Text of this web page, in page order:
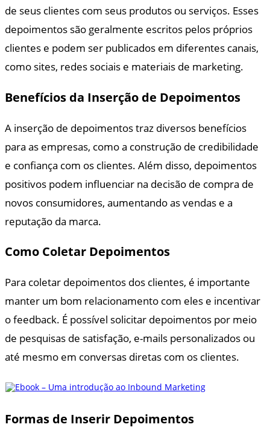
de seus clientes com seus produtos ou serviços. Esses
depoimentos são geralmente escritos pelos próprios
clientes e podem ser publicados em diferentes canais,
como sites, redes sociais e materiais de marketing.
Benefícios da Inserção de Depoimentos
A inserção de depoimentos traz diversos benefícios
para as empresas, como a construção de credibilidade
e confiança com os clientes. Além disso, depoimentos
positivos podem influenciar na decisão de compra de
novos consumidores, aumentando as vendas e a
reputação da marca.
Como Coletar Depoimentos
Para coletar depoimentos dos clientes, é importante
manter um bom relacionamento com eles e incentivar
o feedback. É possível solicitar depoimentos por meio
de pesquisas de satisfação, e-mails personalizados ou
até mesmo em conversas diretas com os clientes.
Formas de Inserir Depoimentos